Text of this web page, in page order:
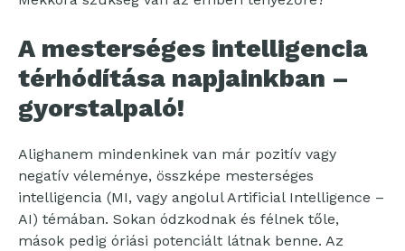
A mesterséges intelligencia
térhódítása napjainkban –
gyorstalpaló!
Alighanem mindenkinek van már pozitív vagy
negatív véleménye, összképe mesterséges
intelligencia (MI, vagy angolul Artificial Intelligence –
AI) témában. Sokan ódzkodnak és félnek tőle,
mások pedig óriási potenciált látnak benne. Az